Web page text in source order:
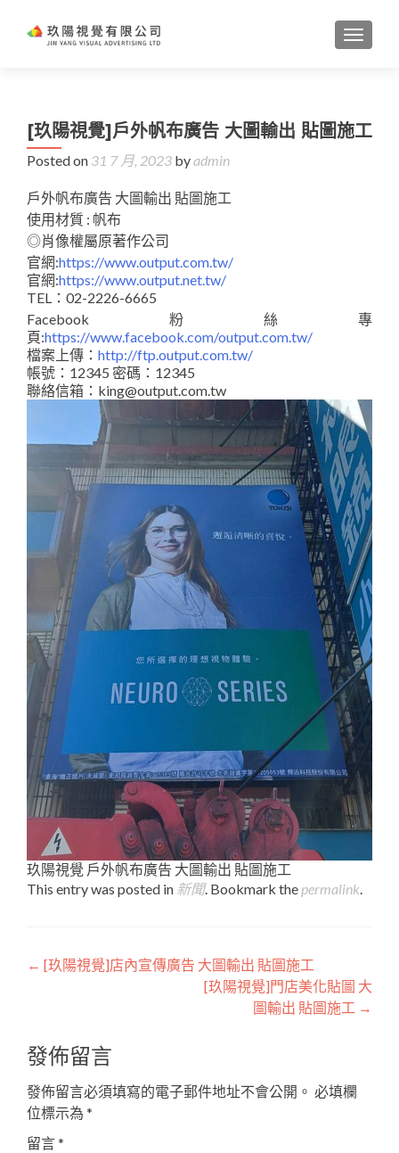
[玖陽視覺]戶外帆布廣告 大圖輸出 貼圖施工
Posted on 31 7 月, 2023 byadmin
戶外帆布廣告 大圖輸出 貼圖施工
使用材質 : 帆布
◎肖像權屬原著作公司
官網:https://www.output.com.tw/
官網:https://www.output.net.tw/
TEL：02-2226-6665
Facebook粉絲專
頁:https://www.facebook.com/output.com.tw/
檔案上傳： http://ftp.output.com.tw/
帳號：12345 密碼：12345
聯絡信箱：king@output.com.tw
玖陽視覺 戶外帆布廣告 大圖輸出 貼圖施工
This entry was posted in 新聞. Bookmark the permalink.
Post
← [玖陽視覺]店內宣傳廣告 大圖輸出 貼圖施工
[玖陽視覺]門店美化貼圖 大
圖輸出 貼圖施工 →
發佈留言
發佈留言必須填寫的電子郵件地址不會公開。 必填欄
位標示為 *
留言*